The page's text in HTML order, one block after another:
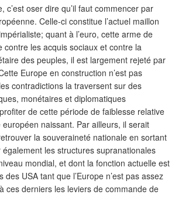
c’est oser dire qu’il faut commencer par
Celle-ci constitue l’actuel maillon
quant à l’euro, cette arme de
contre les acquis sociaux et contre la
des peuples, il est largement rejeté par
Europe en construction n’est pas
contradictions la traversent sur des
monétaires et diplomatiques
de cette période de faiblesse relative
naissant. Par ailleurs, il serait
la souveraineté nationale en sortant
également les structures supranationales
mondial, et dont la fonction actuelle est
des USA tant que l’Europe n’est pas assez
ces derniers les leviers de commande de